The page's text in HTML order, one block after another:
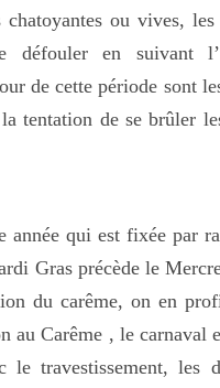
ou vives,
défouler en suivant
de cette période sont
tentation de se brûler
qui est fixée par
Gras précède le
du carême, on en
Carême , le carnaval
travestissement, les